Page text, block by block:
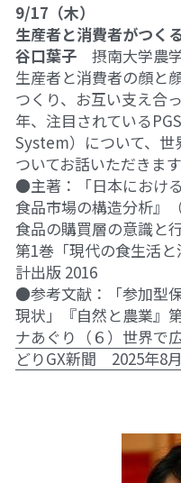
9/17（木）
生産者と消費者がつく
谷口葉子 摂南大学農
生産者と消費者の顔と
つくり、お互い支え合
年、注目されている
System）について、世
ついてお話いただきます
●主著：「日本におけ
食品市場の構造分析』
食品の購買層の意識と
第1巻「現代の食生活と
計出版 2016
●参考文献：「参加型
現状」『自然と農業』
ナあぐり（６）世界で
どりGX新聞　2025年8